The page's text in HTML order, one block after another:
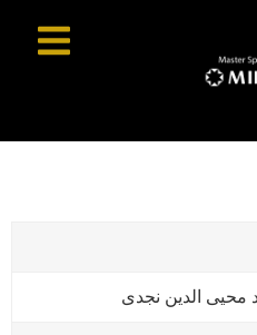
محيى الدين نجدى